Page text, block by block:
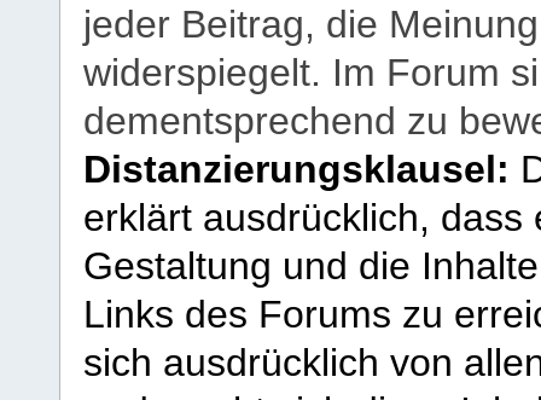
jeder Beitrag, die
widerspiegelt. Im Forum
dementsprechend zu
Distanzierungsklausel:
erklärt ausdrücklich,
Gestaltung und die
Links des Forums zu
sich ausdrücklich von